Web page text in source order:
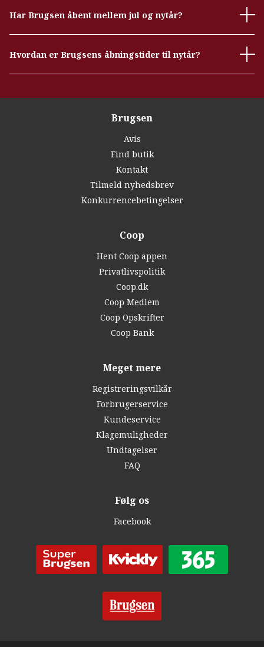
Har Brugsen åbent mellem jul og nytår?
Hvordan er Brugsens åbningstider til nytår?
Brugsen
Avis
Find butik
Kontakt
Tilmeld nyhedsbrev
Konkurrencebetingelser
Coop
Hent Coop appen
Privatlivspolitik
Coop.dk
Coop Medlem
Coop Opskrifter
Coop Bank
Meget mere
Registreringsvilkår
Forbrugerservice
Kundeservice
Klagemuligheder
Undtagelser
FAQ
Følg os
Facebook